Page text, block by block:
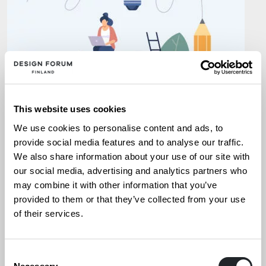
This website uses cookies
We use cookies to personalise content and ads, to
provide social media features and to analyse our traffic.
We also share information about your use of our site with
our social media, advertising and analytics partners who
may combine it with other information that you’ve
provided to them or that they’ve collected from your use
of their services.
9.10.2024
Circular Design for Business